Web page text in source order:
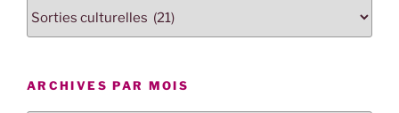
par
ARCHIVES PAR MOIS